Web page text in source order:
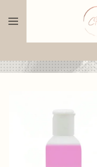
direct
hoofdinhoud